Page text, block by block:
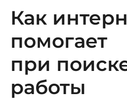
Как
помогает
при
работы